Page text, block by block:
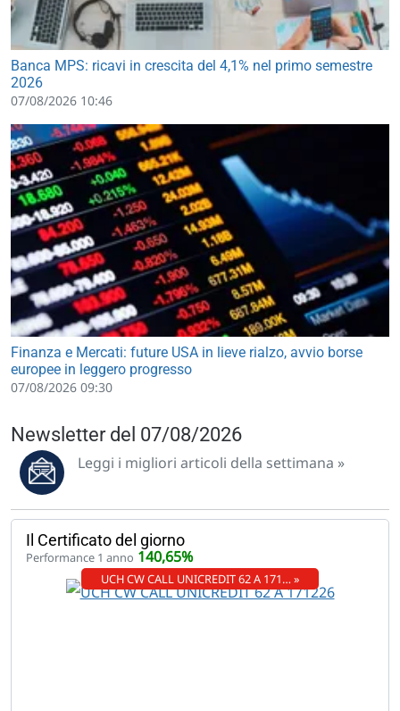
Banca MPS: ricavi in crescita del 4,1% nel primo semestre
2026
07/08/2026 10:46
Finanza e Mercati: future USA in lieve rialzo, avvio borse
europee in leggero progresso
07/08/2026 09:30
Newsletter del 07/08/2026
Leggi i migliori articoli della settimana »
Il Certificato del giorno
Performance 1 anno 140,65%
UCH CW CALL UNICREDIT 62 A 171… »